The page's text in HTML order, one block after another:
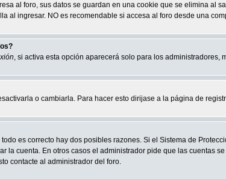
al foro, sus datos se guardan en una cookie que se elimina al
al ingresar. NO es recomendable si accesa al foro desde una
, si activa esta opción aparecerá solo para los
o cambiarla. Para hacer esto dirijase a la página de
es correcto hay dos posibles razones. Si el Sistema de
la cuenta. En otros casos el administrador pide que las cuentas
contacte al administrador del foro.